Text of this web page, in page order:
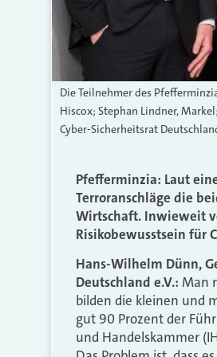
Die Teilnehmer des
Hiscox; Stephan Lindner,
Cyber-Sicherheitsrat
Pfefferminzia: Laut
Terroranschläge die
Wirtschaft. Inwieweit
Risikobewusstsein für
Hans-Wilhelm Dünn,
Deutschland e.V.: Man
bilden die kleinen und
gut 90 Prozent der
und Handelskammer